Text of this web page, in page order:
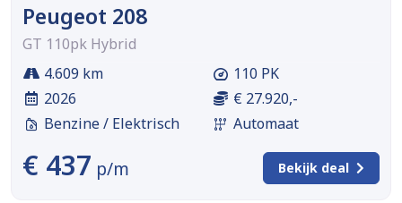
Peugeot 208
GT 110pk Hybrid
4.609 km
2026
Benzine / Elektrisch
110 PK
€ 27.920,-
Automaat
€ 437 p/m Bekijk deal